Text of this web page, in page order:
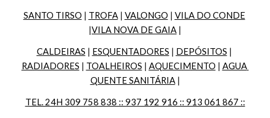
SANTO TIRSO | TROFA | VALONGO | VILA DO CONDE
|VILA NOVA DE GAIA |
CALDEIRAS | ESQUENTADORES | DEPÓSITOS
RADIADORES | TOALHEIROS | AQUECIMENTO | AGUA
QUENTE SANITÁRIA |
TEL. 24H 309 758 838 :: 937 192 916 :: 913 061 867 ::